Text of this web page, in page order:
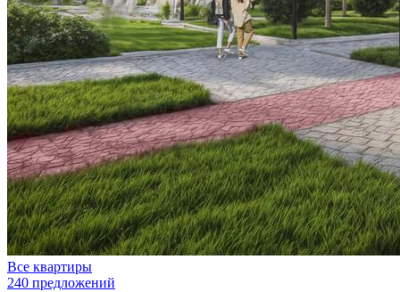
Все квартиры
240 предложений